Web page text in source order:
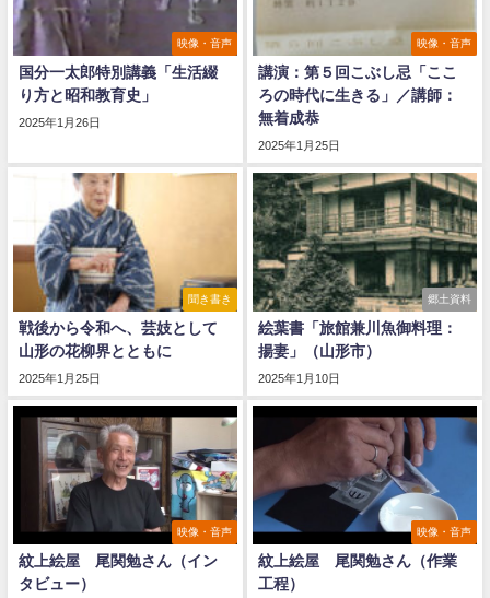
映像・音声
国分一太郎特別講義「生活綴
り方と昭和教育史」
2025年1月26日
映像・音声
講演：第５回こぶし忌「ここ
ろの時代に生きる」／講師：
無着成恭
2025年1月25日
聞き書き
戦後から令和へ、芸妓として
山形の花柳界とともに
2025年1月25日
郷土資料
絵葉書「旅館兼川魚御料理：
揚妻」（山形市）
2025年1月10日
映像・音声
紋上絵屋 尾関勉さん（イン
タビュー）
映像・音声
紋上絵屋 尾関勉さん（作業
工程）